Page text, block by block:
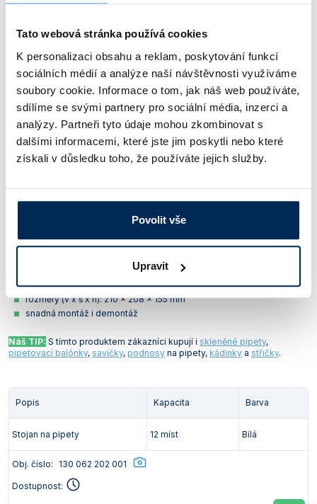
Tato webová stránka používá cookies
K personalizaci obsahu a reklam, poskytování funkcí
sociálních médií a analýze naší návštěvnosti využíváme
soubory cookie. Informace o tom, jak náš web používáte,
sdílíme se svými partnery pro sociální média, inzerci a
analýzy. Partneři tyto údaje mohou zkombinovat s
dalšími informacemi, které jste jim poskytli nebo které
získali v důsledku toho, že používáte jejich služby.
Povolit vše
Upravit
dalších
Materiál:PP
barva: bílá
rozměry (v x š x h): 210 x 208 x 155 mm
snadná montáž i demontáž
Náš TIP: S tímto produktem zákazníci kupují i skleněné pipety,
pipetovací balónky, savičky, podnosy na pipety, kádinky a střičky.
Popis Kapacita Barva
Stojan na pipety 12 míst Bílá
Obj. číslo: 130 062 202 001
Dostupnost: